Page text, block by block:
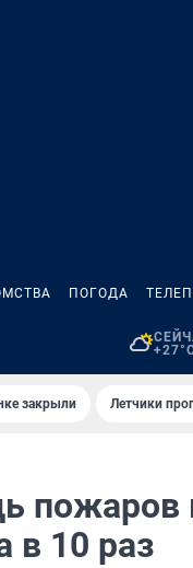
ПОГОДА
закрыли Летчики
пожаров
в 10 раз